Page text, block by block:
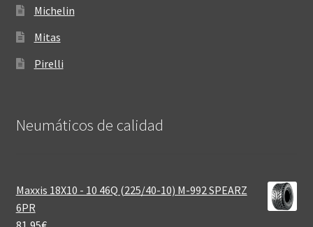
Michelin
Mitas
Pirelli
Neumáticos de calidad‎
Maxxis 18X10 - 10 46Q (225/40-10) M-992 SPEARZ
6PR